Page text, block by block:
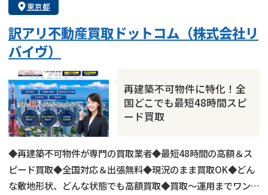
東京都
訳アリ不動産買取ドットコム（株式会社リ
バイヴ）
再建築不可物件に特化！全
国どこでも最短48時間スピ
ード買取
◆再建築不可物件が専門の買取業者◆最短48時間の高額＆ス
ピード買取◆全国対応＆出張無料◆現況のまま買取OK◆どん
な敷地形状、どんな状態でも高額買取◆買取〜運用までワンス